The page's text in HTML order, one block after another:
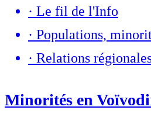
· Le fil de l'Info
· Populations,
· Relations
Minorités en